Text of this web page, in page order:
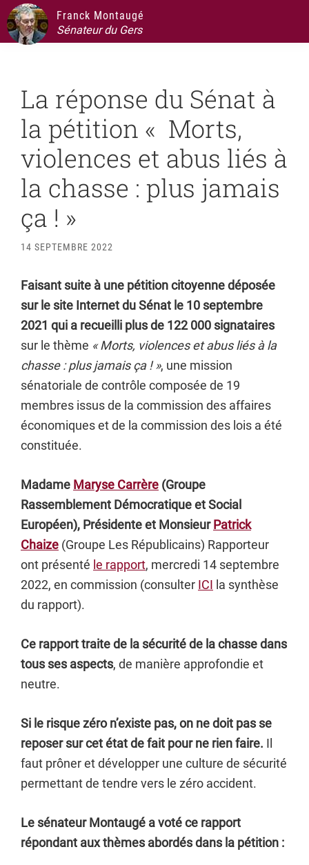
Passer
principale
Passer
au
Passer
latérale
principale
Passer
au
page
Franck Montaugé
Sénateur du Gers
La réponse du Sénat à
la pétition « Morts,
violences et abus liés à
la chasse : plus jamais
ça ! »
14 SEPTEMBRE 2022
Faisant suite à une pétition citoyenne déposée
sur le site Internet du Sénat le 10 septembre
2021 qui a recueilli plus de 122 000 signataires
sur le thème « Morts, violences et abus liés à la
chasse : plus jamais ça ! », une mission
sénatoriale de contrôle composée de 19
membres issus de la commission des affaires
économiques et de la commission des lois a été
constituée.
Madame Maryse Carrère (Groupe
Rassemblement Démocratique et Social
Européen), Présidente et MonsieurPatrick
Chaize (Groupe Les Républicains) Rapporteur
ont présenté le rapport, mercredi 14 septembre
2022, en commission (consulter ICI la synthèse
du rapport).
Ce rapport traite de la sécurité de la chasse dans
tous ses aspects, de manière approfondie et
neutre.
Si le risque zéro n’existe pas, on ne doit pas se
reposer sur cet état de fait pour ne rien faire. Il
faut prôner et développer une culture de sécurité
permettant de tendre vers le zéro accident.
Le sénateur Montaugé a voté ce rapport
répondant aux thèmes abordés dans la pétition :